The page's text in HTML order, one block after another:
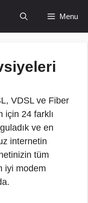
Menu
VDSL ve Fiber
için 24 farklı
ve en
internetin
tüm
iyi modem